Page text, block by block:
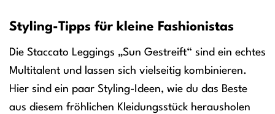
Styling-Tipps für kleine Fashionistas
Die Staccato Leggings „Sun Gestreift“ sind ein echtes
Multitalent und lassen sich vielseitig kombinieren.
Hier sind ein paar Styling-Ideen, wie du das Beste
aus diesem fröhlichen Kleidungsstück herausholen